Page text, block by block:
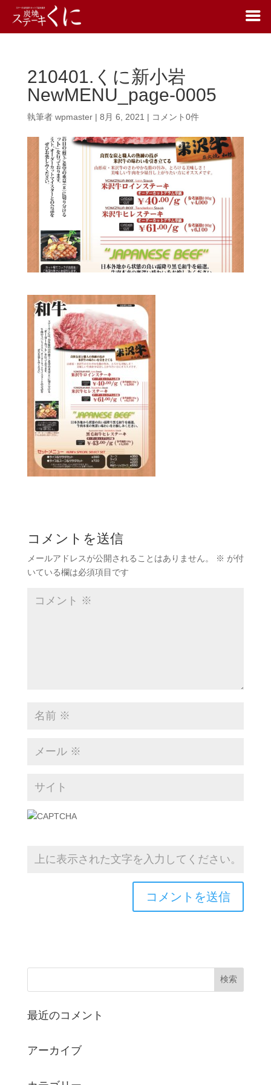
210401.くに新小岩
NewMENU_page-0005
執筆者 wpmaster| 8月 6, 2021 | コメント0件
コメントを送信
メールアドレスが公開されることはありません。 ※ が付
いている欄は必須項目です
最近のコメント
アーカイブ